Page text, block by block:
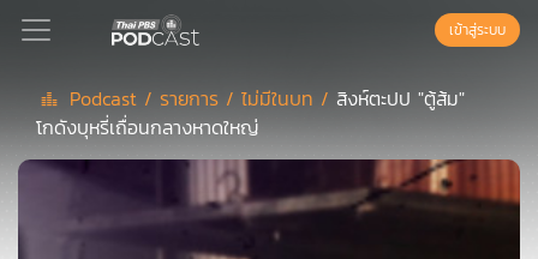
Podcast
เข้าสู่ระบบ
Podcast / รายการ /ไม่มีในบท / สิงห์ตะปป "ตู้ส้ม"
โกดังบุหรี่เถื่อนกลางหาดใหญ่